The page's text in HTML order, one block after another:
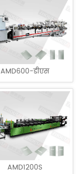
AMD600-डीएस
AMD1200S